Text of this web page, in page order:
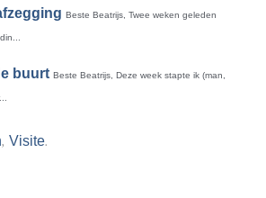
Beste Beatrijs, Twee weken geleden
buurt Beste Beatrijs, Deze week stapte ik (man,
, Visite.